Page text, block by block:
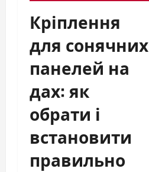
Кріплення
для сонячних
панелей на
дах: як
обрати і
встановити
правильно